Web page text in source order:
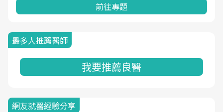
前往專題
最多人推薦醫師
我要推薦良醫
網友就醫經驗分享